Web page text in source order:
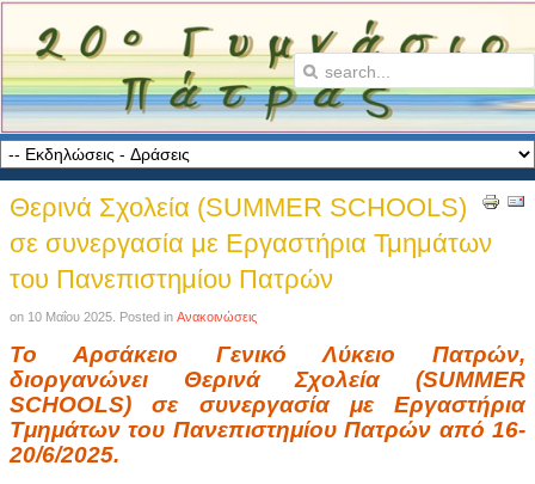
Θερινά Σχολεία (SUMMER SCHOOLS)
σε συνεργασία με Εργαστήρια Τμημάτων
του Πανεπιστημίου Πατρών
on 10 Μαΐου 2025 . Posted in Ανακοινώσεις
Το Αρσάκειο Γενικό Λύκειο Πατρών,
διοργανώνει Θερινά Σχολεία (SUMMER
SCHOOLS) σε συνεργασία με Εργαστήρια
Τμημάτων του Πανεπιστημίου Πατρών από 16-
20/6/2025.